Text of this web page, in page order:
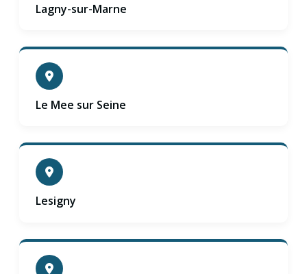
Lagny-sur-Marne
Le Mee sur Seine
Lesigny